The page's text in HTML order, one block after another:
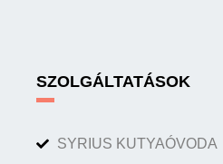
SZOLGÁLTATÁSOK
SYRIUS KUTYAÓVODA